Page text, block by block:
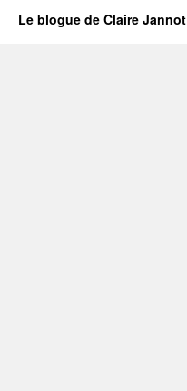
Le blogue de Claire Jannot